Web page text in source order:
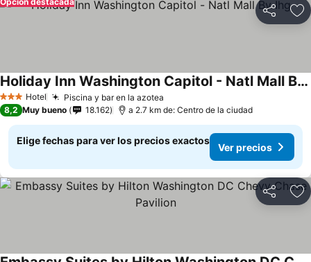
Compartir
3 Estrellas
Hotel Piscina y bar en la azotea
Holiday Inn Washington Capitol - Natl Mall By Ihg
Ver precios
8,2 Muy bueno 18.162 a 2.7 km de: Centro de la ciudad
Elige fechas para ver los precios exactos
Ver precios
Compartir